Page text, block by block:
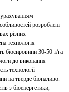
урахуванням
розроблені
різних
технологія
біосировини 30-50 т/га
до виконання
технології
на тверде біопаливо.
з біоенергетики,